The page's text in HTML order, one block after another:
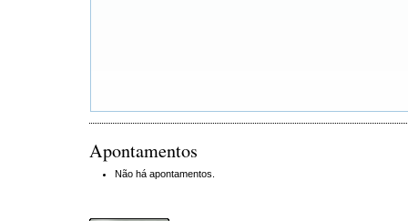
Apontamentos
Não há apontamentos.